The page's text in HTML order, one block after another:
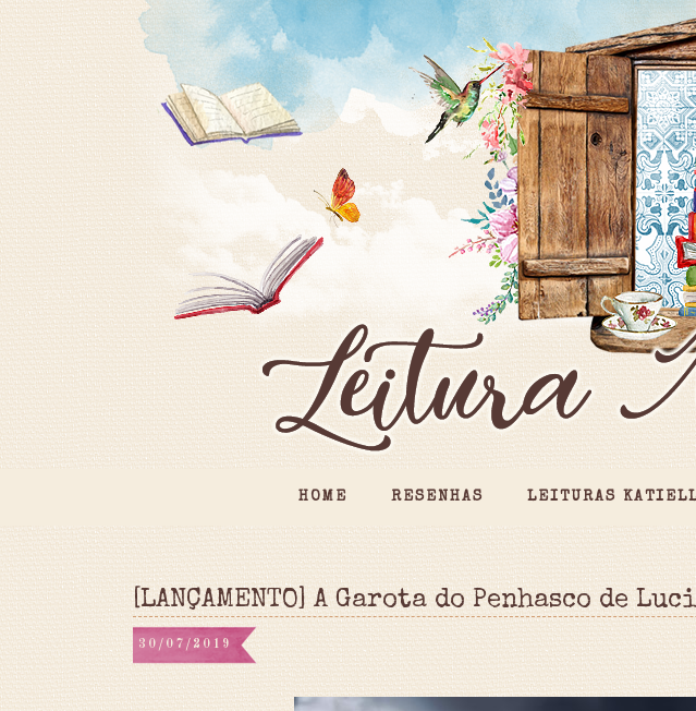
HOME RESENHAS LEITURAS
[LANÇAMENTO] A Garota do Penhasco de
30/07/2019